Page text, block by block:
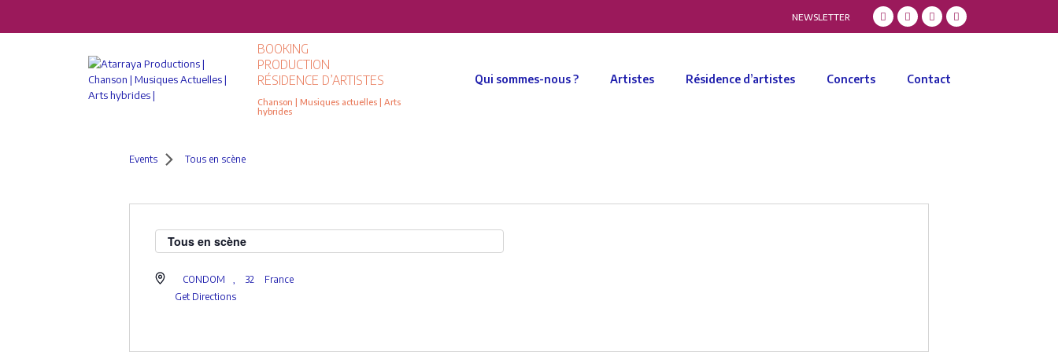
NEWSLETTER
BOOKING
PRODUCTION
RÉSIDENCE D’ARTISTES
Chanson | Musiques actuelles | Arts
hybrides
Qui sommes-nous ? Artistes Résidence d’artistes Concerts Contact
Events Tous en scène
Tous en scène
CONDOM , 32
France
Get Directions